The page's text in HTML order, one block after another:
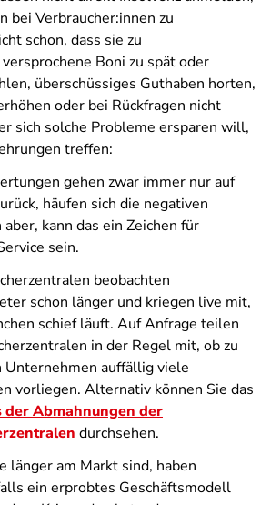
bei Verbraucher:innen zu
schon, dass sie zu
Boni zu spät oder
überschüssiges Guthaben horten,
oder bei Rückfragen nicht
sich solche Probleme ersparen will,
treffen:
gehen zwar immer nur auf
häufen sich die negativen
aber, kann das ein Zeichen für
sein.
beobachten
schon länger und kriegen live mit,
schief läuft. Auf Anfrage teilen
in der Regel mit, ob zu
auffällig viele
vorliegen. Alternativ können Sie das
der Abmahnungen der
durchsehen.
länger am Markt sind, haben
ein erprobtes Geschäftsmodell